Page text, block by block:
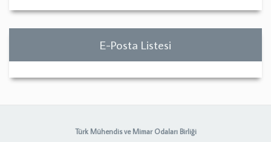
E-Posta Listesi
Türk Mühendis ve Mimar Odaları Birliği